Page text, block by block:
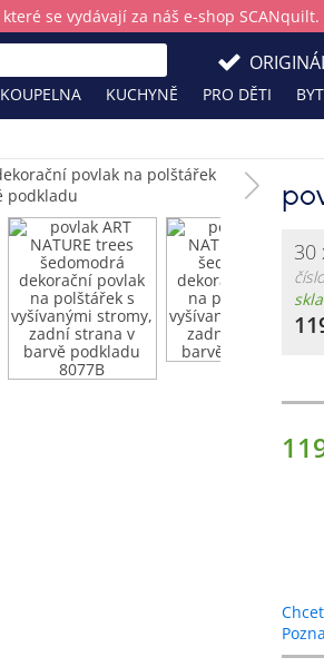
se vydávají za náš e-shop SCANquilt.
KOUPELNA KUCHYNĚ PRO DĚTI
30